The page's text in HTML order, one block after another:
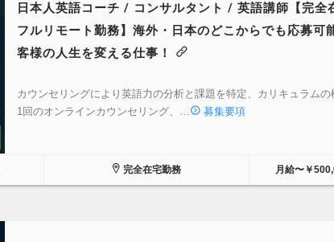
日本人英語コーチ / コンサルタント / 英語講師【完全
フルリモート勤務】海外・日本のどこからでも応募可
客様の人生を変える仕事！
カウンセリングにより英語力の分析と課題を特定、カリキュラムの
1回のオンラインカウンセリング、…
募集要項
完全在宅勤務 月給〜￥